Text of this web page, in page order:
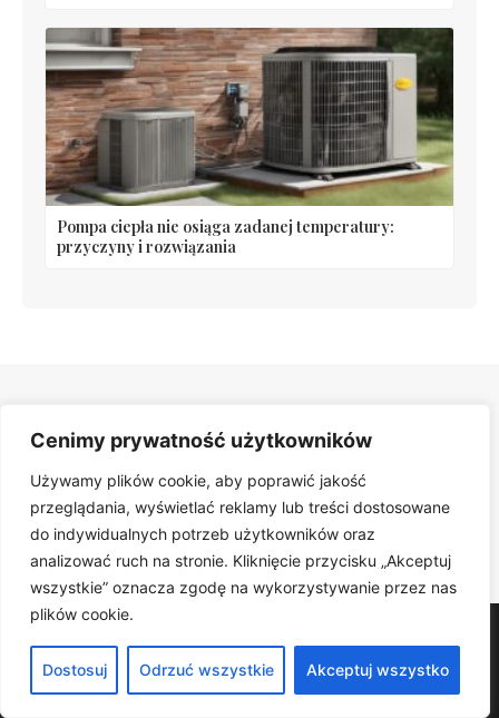
Cenimy prywatność użytkowników
Używamy plików cookie, aby poprawić jakość
przeglądania, wyświetlać reklamy lub treści dostosowane
do indywidualnych potrzeb użytkowników oraz
analizować ruch na stronie. Kliknięcie przycisku „Akceptuj
wszystkie” oznacza zgodę na wykorzystywanie przez nas
plików cookie.
Dostosuj Odrzuć wszystkie Akceptuj wszystko
Pompa ciepła nie osiąga zadanej temperatury:
przyczyny i rozwiązania
Polecane artykuły
Odkryj więcej inspiracji i praktycznych porad.
PRZEGLĄDAJ ARTYKUŁY
Dominspiracji
Dominspiracje – Twój dom, ogród i własny styl.. Znajdziesz u